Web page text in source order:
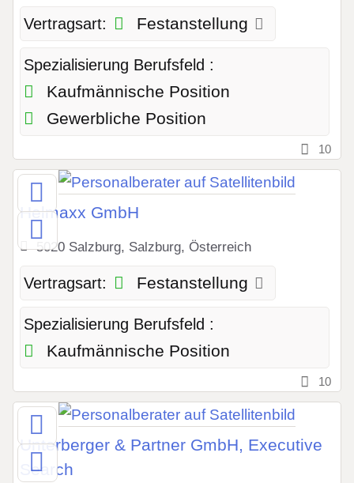
Vertragsart: Festanstellung
Spezialisierung Berufsfeld :
Kaufmännische Position
Gewerbliche Position
10
Helmaxx GmbH
5020 Salzburg, Salzburg, Österreich
Vertragsart: Festanstellung
Spezialisierung Berufsfeld :
Kaufmännische Position
10
Unterberger & Partner GmbH, Executive
Search